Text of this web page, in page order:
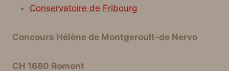
Conservatoire de Fribourg
Concours Hélène de Montgeroult-de Nervo
CH 1680 Romont